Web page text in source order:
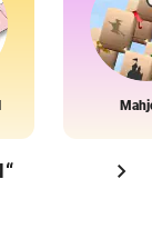
chevron_right